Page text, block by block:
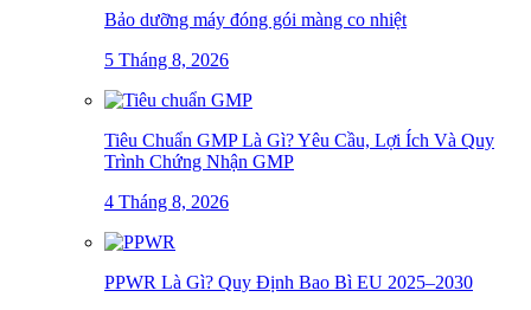
Bảo dưỡng máy đóng gói màng co nhiệt
5 Tháng 8, 2026
Tiêu Chuẩn GMP Là Gì? Yêu Cầu, Lợi Ích Và Quy
Trình Chứng Nhận GMP
4 Tháng 8, 2026
PPWR Là Gì? Quy Định Bao Bì EU 2025–2030